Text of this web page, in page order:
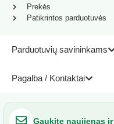
Parduotuvių savininkams
Pagalba / Kontaktai
Prekės
Patikrintos parduotuvės
Gaukite naujienas